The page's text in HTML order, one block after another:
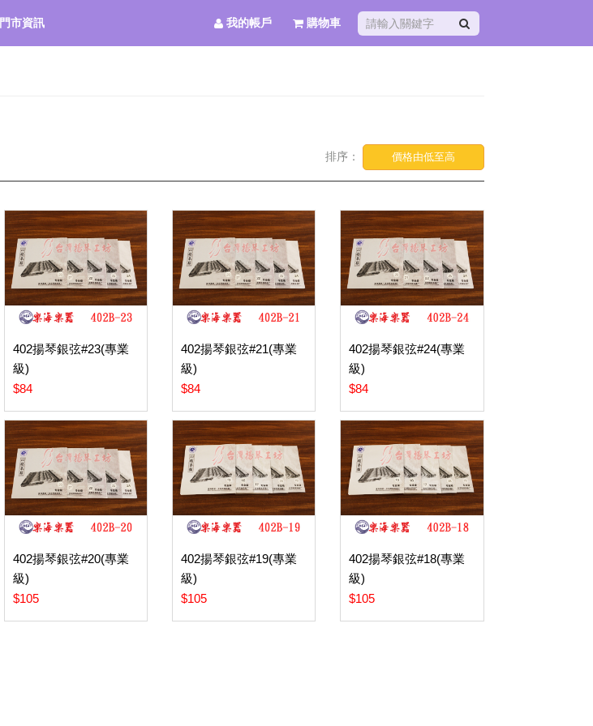
門市資訊 我的帳戶 購物車
排序： 價格由低至高
402揚琴銀弦#23(專業
級)
$84
402揚琴銀弦#21(專業
級)
$84
402揚琴銀弦#24(專業
級)
$84
402揚琴銀弦#20(專業
級)
$105
402揚琴銀弦#19(專業
級)
$105
402揚琴銀弦#18(專業
級)
$105